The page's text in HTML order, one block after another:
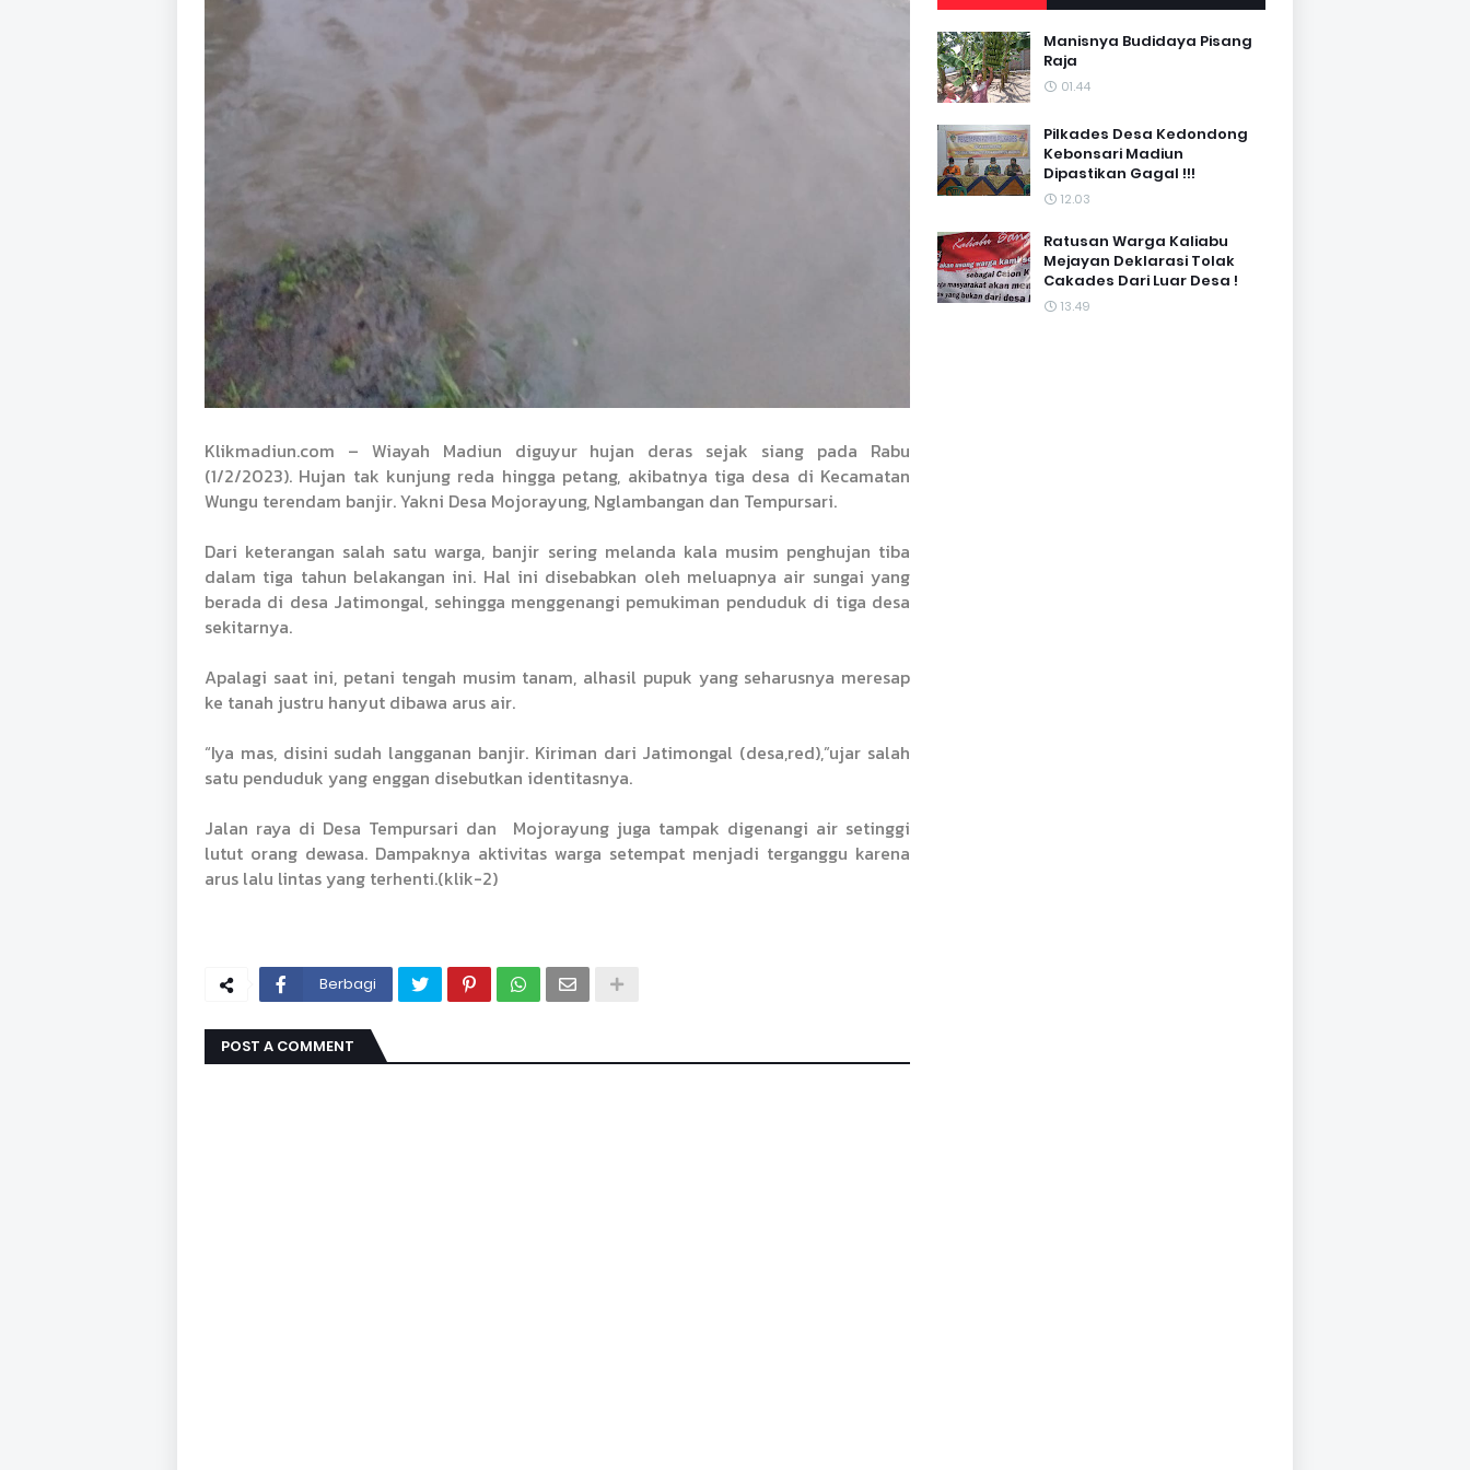
Klikmadiun.com – Wiayah Madiun diguyur hujan deras sejak siang pada Rabu
(1/2/2023). Hujan tak kunjung reda hingga petang, akibatnya tiga desa di Kecamatan
Wungu terendam banjir. Yakni Desa Mojorayung, Nglambangan dan Tempursari.
Dari keterangan salah satu warga, banjir sering melanda kala musim penghujan tiba
dalam tiga tahun belakangan ini. Hal ini disebabkan oleh meluapnya air sungai yang
berada di desa Jatimongal, sehingga menggenangi pemukiman penduduk di tiga desa
sekitarnya.
Apalagi saat ini, petani tengah musim tanam, alhasil pupuk yang seharusnya meresap
ke tanah justru hanyut dibawa arus air.
“Iya mas, disini sudah langganan banjir. Kiriman dari Jatimongal (desa,red),”ujar salah
satu penduduk yang enggan disebutkan identitasnya.
Jalan raya di Desa Tempursari dan
Mojorayung juga tampak digenangi air setinggi
lutut orang dewasa. Dampaknya aktivitas warga setempat menjadi terganggu karena
arus lalu lintas yang terhenti.(klik-2)
Berbagi
POST A COMMENT
Manisnya Budidaya Pisang
Raja
01.44
Pilkades Desa Kedondong
Kebonsari Madiun
Dipastikan Gagal !!!
12.03
Ratusan Warga Kaliabu
Mejayan Deklarasi Tolak
Cakades Dari Luar Desa !
13.49